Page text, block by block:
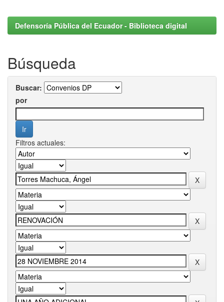
Defensoría Pública del Ecuador - Biblioteca digital
Búsqueda
Buscar:
por
Filtros actuales: